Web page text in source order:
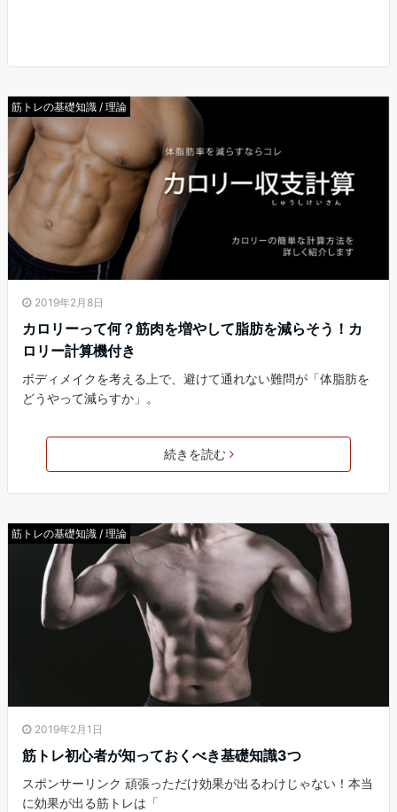
筋トレの基礎知識 / 理論
2019年2月8日
カロリーって何？筋肉を増やして脂肪を減らそう！カ
ロリー計算機付き
ボディメイクを考える上で、避けて通れない難問が「体脂肪を
どうやって減らすか」。
続きを読む
筋トレの基礎知識 / 理論
2019年2月1日
筋トレ初心者が知っておくべき基礎知識3つ
スポンサーリンク 頑張っただけ効果が出るわけじゃない！本当
に効果が出る筋トレは「